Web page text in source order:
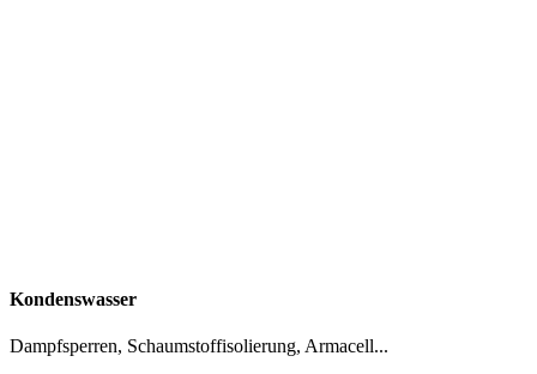
Kondenswasser
Dampfsperren, Schaumstoffisolierung, Armacell...